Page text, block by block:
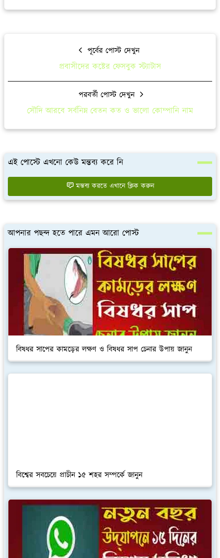
পূর্বের পোস্ট দেখুন
প্রবাসীদের কষ্টের ফেসবুক স্ট্যাটাস
পরবর্তী পোস্ট দেখুন
সৌদি আরবে সর্বনিম্ন বেতন কত ও ভালো কোম্পানি নাম
এই পোস্টে এখনো কেউ মন্তব্য করে নি
মন্তব্য করতে এখানে ক্লিক করুন
আপনার পছন্দ হতে পারে এমন আরো পোস্ট
বিষধর সাপের কামড়ের লক্ষণ ও বিষধর সাপ চেনার উপায় জানুন
বিশ্বের সবচেয়ে প্রাচীন ১৫ শহর সম্পর্কে জানুন